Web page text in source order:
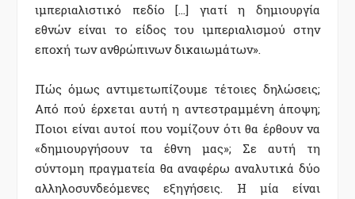
ιµπεριαλιστικό πεδίο […] γιατί η δηµιουργία
εθνών είναι το είδος του ιµπεριαλισµού στην
εποχή των ανθρώπινων δικαιωµάτων».
Πώς όµως αντιµετωπίζουµε τέτοιες δηλώσεις;
Από πού έρχεται αυτή η αντεστραµµένη άποψη;
Ποιοι είναι αυτοί που νοµίζουν ότι θα έρθουν να
«δηµιουργήσουν τα έθνη µας»; Σε αυτή τη
σύντοµη πραγµατεία θα αναφέρω αναλυτικά δύο
αλληλοσυνδεόµενες εξηγήσεις. Η µία είναι